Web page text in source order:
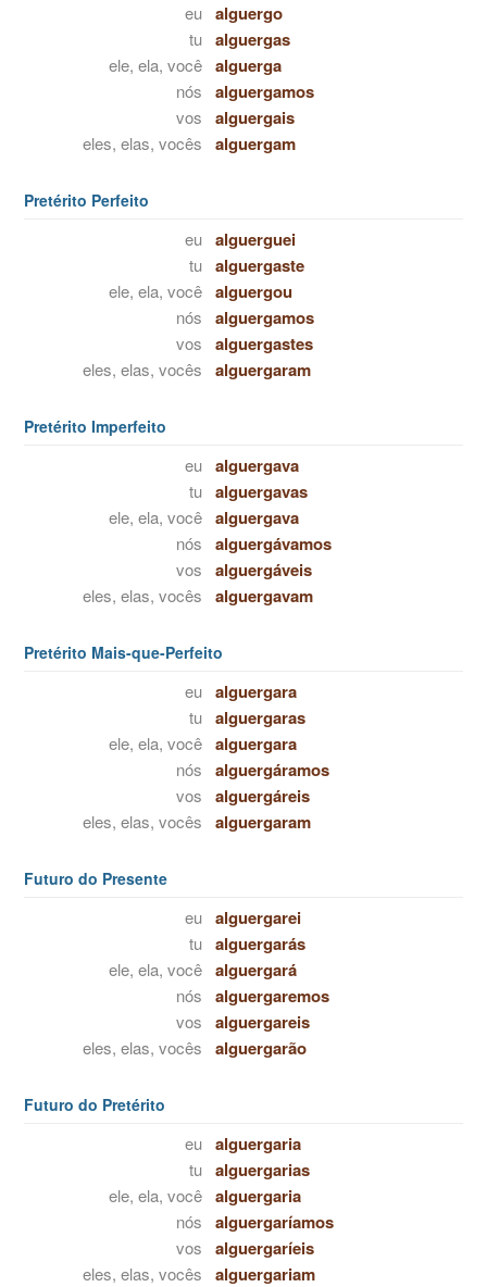
eu alguergo
tu alguergas
ele, ela, você alguerga
nós alguergamos
vos alguergais
eles, elas, vocês alguergam
Pretérito Perfeito
eu alguerguei
tu alguergaste
ele, ela, você alguergou
nós alguergamos
vos alguergastes
eles, elas, vocês alguergaram
Pretérito Imperfeito
eu alguergava
tu alguergavas
ele, ela, você alguergava
nós alguergávamos
vos alguergáveis
eles, elas, vocês alguergavam
Pretérito Mais-que-Perfeito
eu alguergara
tu alguergaras
ele, ela, você alguergara
nós alguergáramos
vos alguergáreis
eles, elas, vocês alguergaram
Futuro do Presente
eu alguergarei
tu alguergarás
ele, ela, você alguergará
nós alguergaremos
vos alguergareis
eles, elas, vocês alguergarão
Futuro do Pretérito
eu alguergaria
tu alguergarias
ele, ela, você alguergaria
nós alguergaríamos
vos alguergaríeis
eles, elas, vocês alguergariam